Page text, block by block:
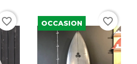
favorite_border OCCASION favorite_border